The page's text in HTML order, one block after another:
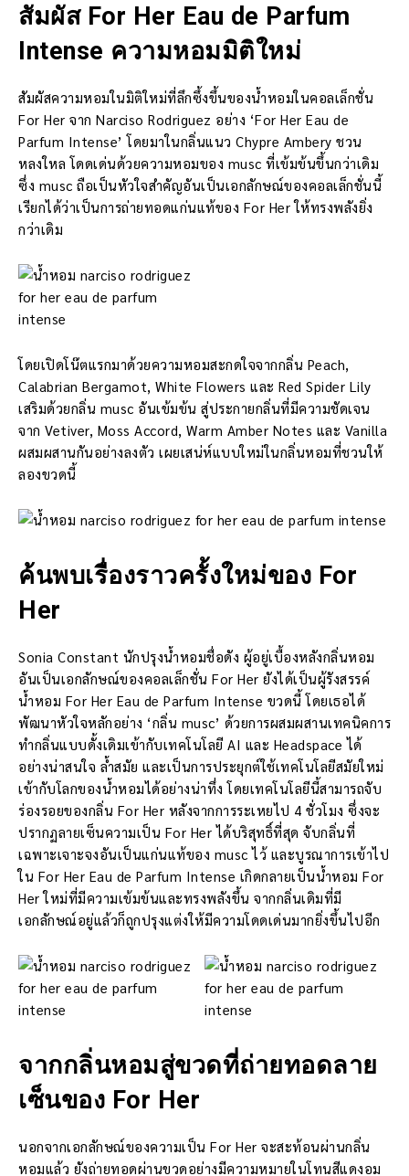
สัมผัส For Her Eau de Parfum
Intense ความหอมมิติใหม่
สัมผัสความหอมในมิติใหม่ที่ลึกซึ้งขึ้นของน้ำหอมในคอลเล็กชั่น
For Her จาก Narciso Rodriguez อย่าง ‘For Her Eau de
Parfum Intense’ โดยมาในกลิ่นแนว Chypre Ambery ชวน
หลงใหล โดดเด่นด้วยความหอมของ musc ที่เข้มข้นขึ้นกว่าเดิม
ซึ่ง musc ถือเป็นหัวใจสำคัญอันเป็นเอกลักษณ์ของคอลเล็กชั่นนี้
เรียกได้ว่าเป็นการถ่ายทอดแก่นแท้ของ For Her ให้ทรงพลังยิ่ง
กว่าเดิม
โดยเปิดโน๊ตแรกมาด้วยความหอมสะกดใจจากกลิ่น Peach,
Calabrian Bergamot, White Flowers และ Red Spider Lily
เสริมด้วยกลิ่น musc อันเข้มข้น สู่ประกายกลิ่นที่มีความชัดเจน
จาก Vetiver, Moss Accord, Warm Amber Notes และ Vanilla
ผสมผสานกันอย่างลงตัว เผยเสน่ห์แบบใหม่ในกลิ่นหอมที่ชวนให้
ลองขวดนี้
ค้นพบเรื่องราวครั้งใหม่ของ For
Her
Sonia Constant นักปรุงน้ำหอมชื่อดัง ผู้อยู่เบื้องหลังกลิ่นหอม
อันเป็นเอกลักษณ์ของคอลเล็กชั่น For Her ยังได้เป็นผู้รังสรรค์
น้ำหอม For Her Eau de Parfum Intense ขวดนี้ โดยเธอได้
พัฒนาหัวใจหลักอย่าง ‘กลิ่น musc’ ด้วยการผสมผสานเทคนิคการ
ทำกลิ่นแบบดั้งเดิมเข้ากับเทคโนโลยี AI และ Headspace ได้
อย่างน่าสนใจ ล้ำสมัย และเป็นการประยุกต์ใช้เทคโนโลยีสมัยใหม่
เข้ากับโลกของน้ำหอมได้อย่างน่าทึ่ง โดยเทคโนโลยีนี้สามารถจับ
ร่องรอยของกลิ่น For Her หลังจากการระเหยไป 4 ชั่วโมง ซึ่งจะ
ปรากฏลายเซ็นความเป็น For Her ได้บริสุทธิ์ที่สุด จับกลิ่นที่
เฉพาะเจาะจงอันเป็นแก่นแท้ของ musc ไว้ และบูรณาการเข้าไป
ใน For Her Eau de Parfum Intense เกิดกลายเป็นน้ำหอม For
Her ใหม่ที่มีความเข้มข้นและทรงพลังขึ้น จากกลิ่นเดิมที่มี
เอกลักษณ์อยู่แล้วก็ถูกปรุงแต่งให้มีความโดดเด่นมากยิ่งขึ้นไปอีก
จากกลิ่นหอมสู่ขวดที่ถ่ายทอดลาย
เซ็นของ For Her
นอกจากเอกลักษณ์ของความเป็น For Her จะสะท้อนผ่านกลิ่น
หอมแล้ว ยังถ่ายทอดผ่านขวดอย่างมีความหมายในโทนสีแดงอม